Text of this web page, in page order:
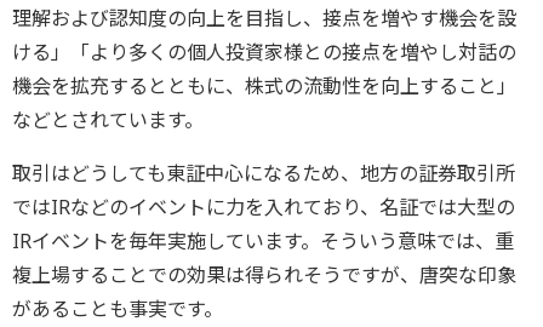
理解および認知度の向上を目指し、接点を増やす機会を設
ける」「より多くの個人投資家様との接点を増やし対話の
機会を拡充するとともに、株式の流動性を向上すること」
などとされています。
取引はどうしても東証中心になるため、地方の証券取引所
ではIRなどのイベントに力を入れており、名証では大型の
IRイベントを毎年実施しています。そういう意味では、重
複上場することでの効果は得られそうですが、唐突な印象
があることも事実です。